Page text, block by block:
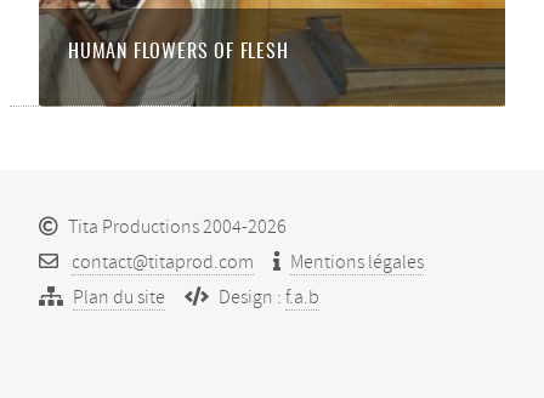
HUMAN FLOWERS OF FLESH
Tita Productions 2004-2026
contact@titaprod.com
Mentions légales
Plan du site
Design : f.a.b